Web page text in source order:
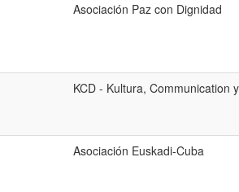
Asociación Paz con Dignidad
KCD - Kultura, Communication
Asociación Euskadi-Cuba